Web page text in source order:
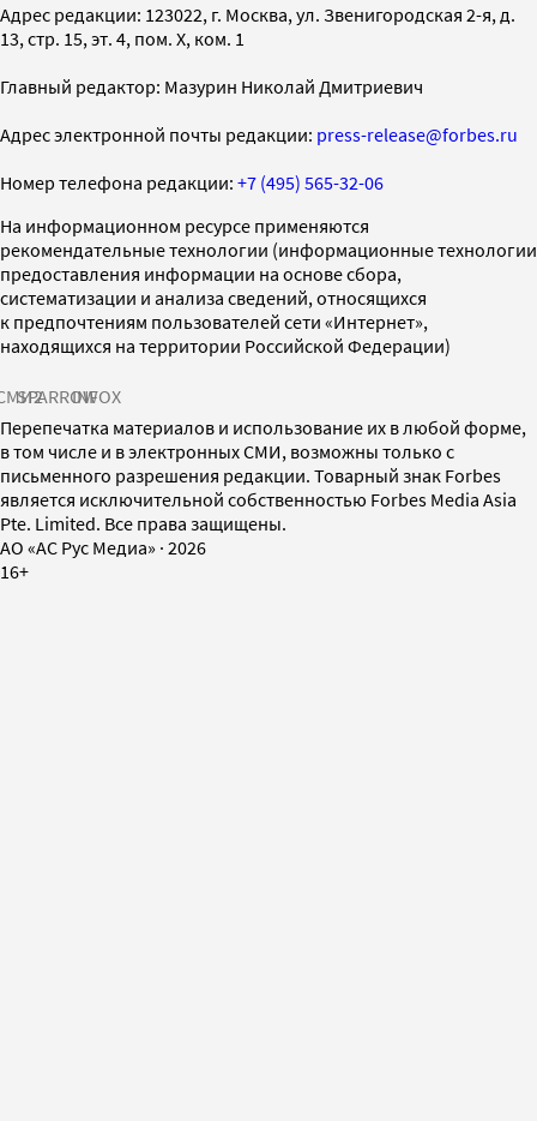
Адрес редакции: 123022, г. Москва, ул. Звенигородская 2-я, д.
13, стр. 15, эт. 4, пом. X, ком. 1
Главный редактор: Мазурин Николай Дмитриевич
Адрес электронной почты редакции: press-release@forbes.ru
Номер телефона редакции: +7 (495) 565-32-06
На информационном ресурсе применяются
рекомендательные технологии (информационные технологии
предоставления информации на основе сбора,
систематизации и анализа сведений, относящихся
к предпочтениям пользователей сети «Интернет»,
находящихся на территории Российской Федерации)
SPARROWINFOX
Перепечатка материалов и использование их в любой форме,
в том числе и в электронных СМИ, возможны только с
письменного разрешения редакции. Товарный знак Forbes
является исключительной собственностью Forbes Media Asia
Pte. Limited. Все права защищены.
AO «АС Рус Медиа» · 2026
16+